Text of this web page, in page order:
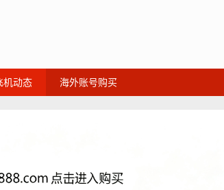
机动态 海外账号购买